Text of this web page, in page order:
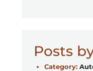
Posts
Category: